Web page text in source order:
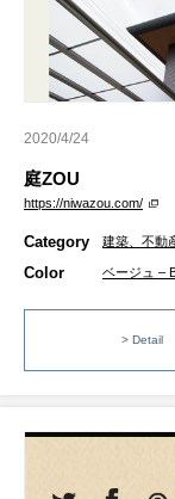
2020/4/24
庭ZOU
https://niwazou.com/
Category 建築、不動
Color ベージュ –
> Detail